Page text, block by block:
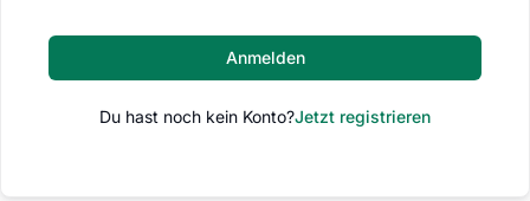
Anmelden
Du hast noch kein Konto?Jetzt registrieren